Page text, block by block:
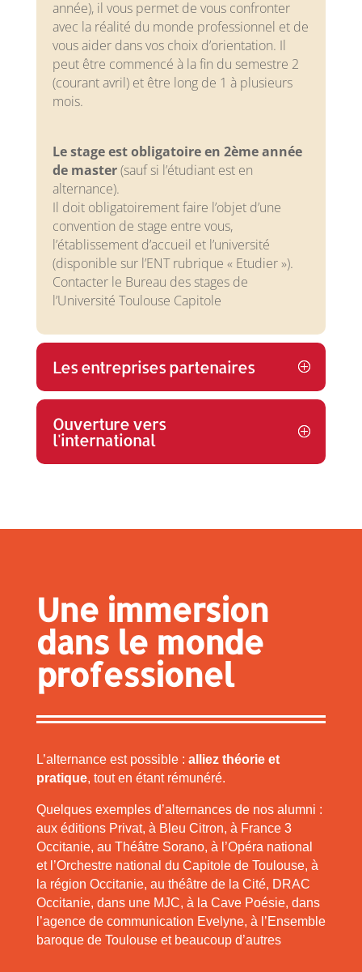
année), il vous permet de vous confronter
avec la réalité du monde professionnel et de
vous aider dans vos choix d’orientation. Il
peut être commencé à la fin du semestre 2
(courant avril) et être long de 1 à plusieurs
mois.
Le stage est obligatoire en 2ème année
de master(sauf si l’étudiant est en
alternance).
Il doit obligatoirement faire l’objet d’une
convention de stage entre vous,
l’établissement d’accueil et l’université
(disponible sur l’ENT rubrique « Etudier »).
Contacter le Bureau des stages de
l’Université Toulouse Capitole
Les entreprises partenaires
Ouverture vers
l'international
Une immersion
dans le monde
professionel
L’alternance est possible : alliez théorie et
pratique, tout en étant rémunéré.
Quelques exemples d’alternances de nos alumni :
aux éditions Privat, à Bleu Citron, à France 3
Occitanie, au Théâtre Sorano, à l’Opéra national
et l’Orchestre national du Capitole de Toulouse, à
la région Occitanie, au théâtre de la Cité, DRAC
Occitanie, dans une MJC, à la Cave Poésie, dans
l’agence de communication Evelyne, à l’Ensemble
baroque de Toulouse et beaucoup d’autres